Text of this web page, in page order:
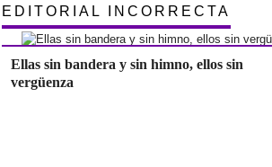
EDITORIAL INCORRECTA
Ellas sin bandera y sin himno, ellos sin
vergüenza